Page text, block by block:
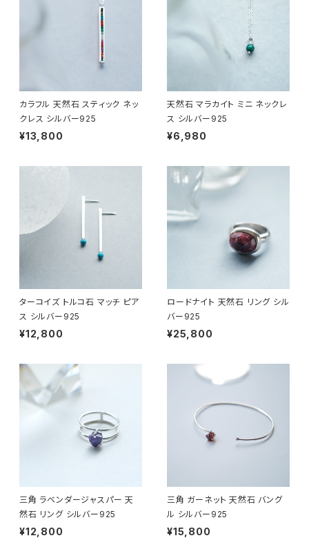
カラフル 天然石 スティック ネッ
クレス シルバー925
¥13,800
天然石 マラカイト ミニ ネックレ
ス シルバー925
¥6,980
ターコイズ トルコ石 マッチ ピア
ス シルバー925
¥12,800
ロードナイト 天然石 リング シル
バー925
¥25,800
三角 ラベンダージャスパー 天
然石 リング シルバー925
¥12,800
三角 ガーネット 天然石 バング
ル シルバー925
¥15,800